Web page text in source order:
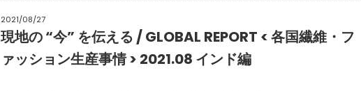
2021/08/27
現地の “今” を伝える / GLOBAL REPORT < 各国繊維・フ
ァッション生産事情 > 2021.08 インド編